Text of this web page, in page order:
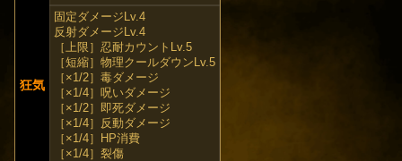
狂気
固定ダメージLv.4
反射ダメージLv.4
［上限］忍耐カウントLv.5
［短縮］物理クールダウンLv.5
［×1/2］毒ダメージ
［×1/4］呪いダメージ
［×1/2］即死ダメージ
［×1/4］反動ダメージ
［×1/4］HP消費
［×1/4］裂傷